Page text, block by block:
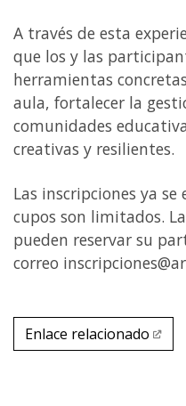
A través de esta
que los y las
herramientas
aula, fortalecer la
comunidades
creativas y resilientes.
Las inscripciones ya
cupos son limitados.
pueden reservar su
correo
Enlace relacionado Link